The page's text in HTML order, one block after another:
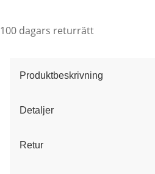
100 dagars returrätt
Produktbeskrivning
Detaljer
Retur